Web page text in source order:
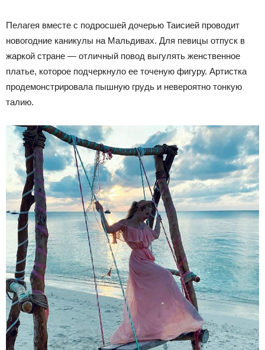
Пелагея вместе с подросшей дочерью Таисией проводит
новогодние каникулы на Мальдивах. Для певицы отпуск в
жаркой стране — отличный повод выгулять женственное
платье, которое подчеркнуло ее точеную фигуру. Артистка
продемонстрировала пышную грудь и невероятно тонкую
талию.